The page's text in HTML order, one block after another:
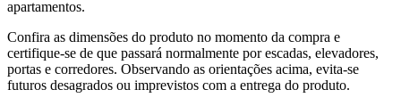
apartamentos.
Confira as dimensões do produto no momento da compra e
certifique-se de que passará normalmente por escadas, elevadores,
portas e corredores. Observando as orientações acima, evita-se
futuros desagrados ou imprevistos com a entrega do produto.